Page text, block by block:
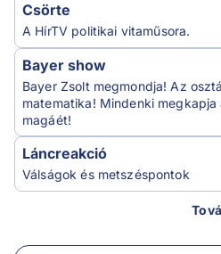
Csörte
A HírTV politikai vitaműsora.
Bayer show
Bayer Zsolt megmondja! Az
matematika! Mindenki megkapja
magáét!
Láncreakció
Válságok és metszéspontok